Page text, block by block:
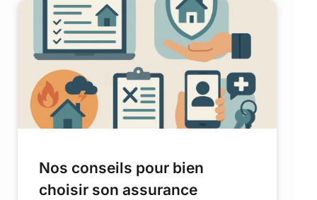
Nos conseils pour bien
choisir son assurance